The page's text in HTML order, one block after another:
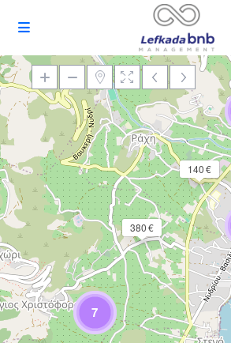
Loading Maps
140 €
380 €
7